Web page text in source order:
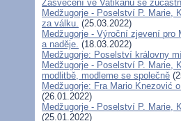
Zasvěcení ve Vatikánu se
Medžugorje - Poselství P. Marie,
za válku. (25.03.2022)
Medžugorje - Výroční zjevení pro
a naděje. (18.03.2022)
Medžugorje: Poselství královny
Medžugorje - Poselství P. Marie,
modlitbě, modleme se společně
Medžugorje: Fra Mario Knezović
(26.01.2022)
Medžugorje - Poselství P. Marie,
(25.01.2022)